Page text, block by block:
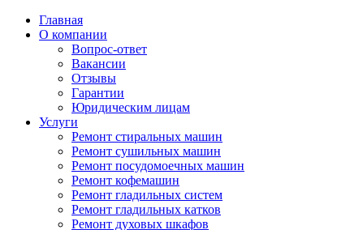
Главная
О компании
Вопрос-ответ
Вакансии
Отзывы
Гарантии
Юридическим лицам
Услуги
Ремонт стиральных машин
Ремонт сушильных машин
Ремонт посудомоечных машин
Ремонт кофемашин
Ремонт гладильных систем
Ремонт гладильных катков
Ремонт духовых шкафов